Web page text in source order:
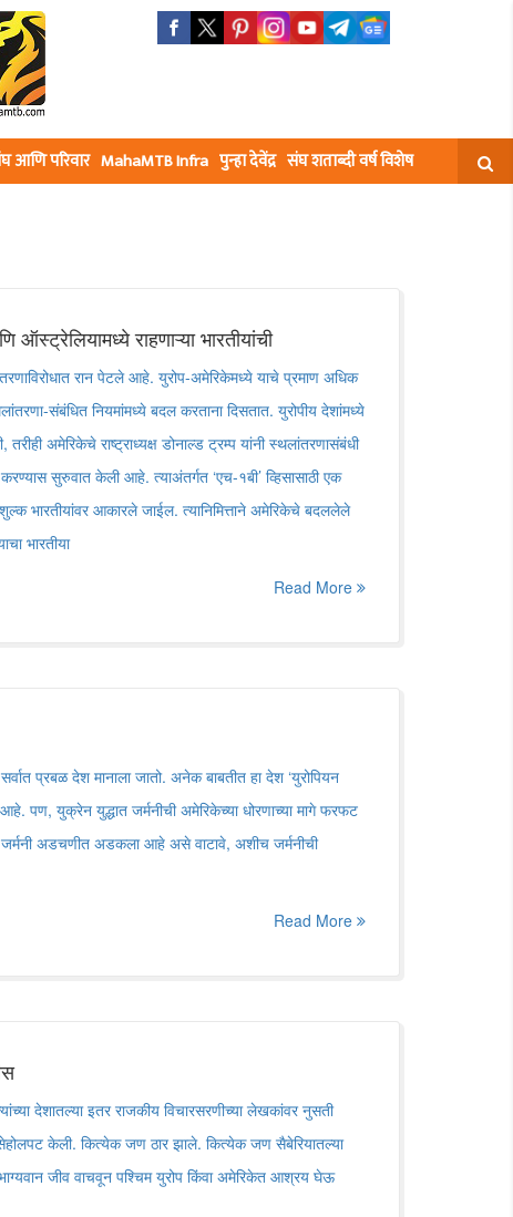
आणि परिवार MahaMTB Infra पुन्हा देवेंद्र संघ शताब्दी वर्ष विशेष
ऑस्ट्रेलियामध्ये राहणाऱ्या भारतीयांची
रान पेटले आहे. युरोप-अमेरिकेमध्ये याचे प्रमाण अधिक
संबंधित नियमांमध्ये बदल करताना दिसतात. युरोपीय देशांमध्ये
अमेरिकेचे राष्ट्राध्यक्ष डोनाल्ड ट्रम्प यांनी स्थलांतरणासंबंधी
सुरुवात केली आहे. त्याअंतर्गत ‘एच-१बी’ व्हिसासाठी एक
भारतीयांवर आकारले जाईल. त्यानिमित्ताने अमेरिकेचे बदललेले
भारतीया
Read More
सर्वात प्रबळ देश मानाला जातो. अनेक बाबतीत हा देश ‘युरोपियन
पण, युक्रेन युद्धात जर्मनीची अमेरिकेच्या धोरणाच्या मागे फरफट
जर्मनी अडचणीत अडकला आहे असे वाटावे, अशीच जर्मनीची
Read More
देशातल्या इतर राजकीय विचारसरणीच्या लेखकांवर नुसती
केली. कित्येक जण ठार झाले. कित्येक जण सैबेरियातल्या
जीव वाचवून पश्चिम युरोप किंवा अमेरिकेत आश्रय घेऊ